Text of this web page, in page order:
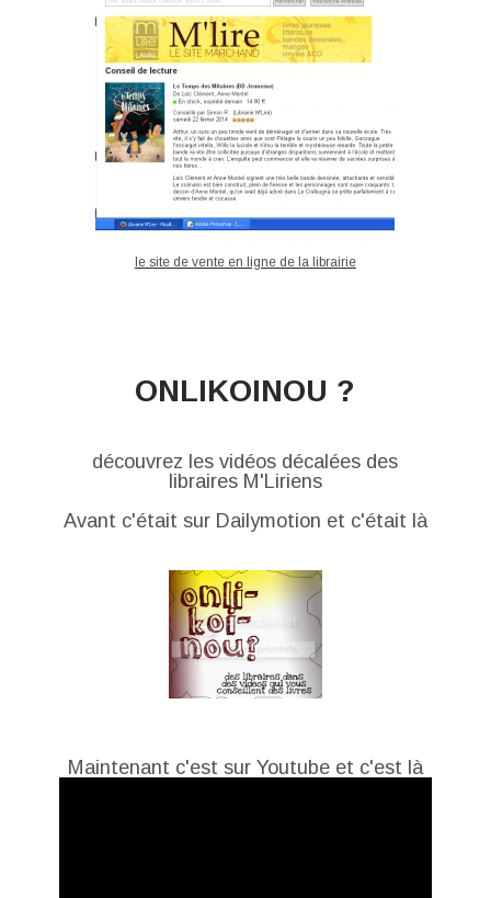
le site de vente en ligne de la librairie
ONLIKOINOU ?
découvrez les vidéos décalées des
libraires M'Liriens
Avant c'était sur Dailymotion et c'était là
Maintenant c'est sur Youtube et c'est là